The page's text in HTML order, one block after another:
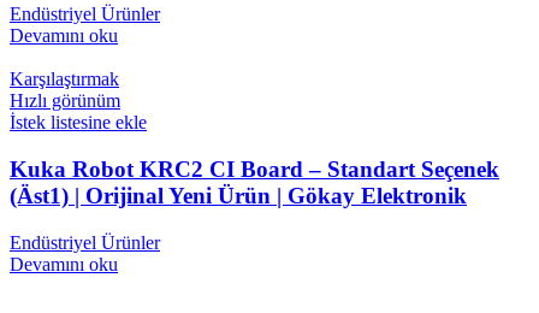
Endüstriyel Ürünler
Devamını oku
Karşılaştırmak
Hızlı görünüm
İstek listesine ekle
Kuka Robot KRC2 CI Board – Standart Seçenek
(Äst1) | Orijinal Yeni Ürün | Gökay Elektronik
Endüstriyel Ürünler
Devamını oku